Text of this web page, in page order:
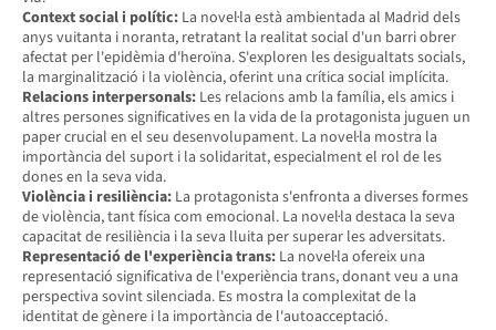
Context social i polític: La novel·la està ambientada al Madrid dels
anys vuitanta i noranta, retratant la realitat social d'un barri obrer
afectat per l'epidèmia d'heroïna. S'exploren les desigualtats socials,
la marginalització i la violència, oferint una crítica social implícita.
Relacions interpersonals: Les relacions amb la família, els amics i
altres persones significatives en la vida de la protagonista juguen un
paper crucial en el seu desenvolupament. La novel·la mostra la
importància del suport i la solidaritat, especialment el rol de les
dones en la seva vida.
Violència i resiliència: La protagonista s'enfronta a diverses formes
de violència, tant física com emocional. La novel·la destaca la seva
capacitat de resiliència i la seva lluita per superar les adversitats.
Representació de l'experiència trans: La novel·la ofereix una
representació significativa de l'experiència trans, donant veu a una
perspectiva sovint silenciada. Es mostra la complexitat de la
identitat de gènere i la importància de l'autoacceptació.